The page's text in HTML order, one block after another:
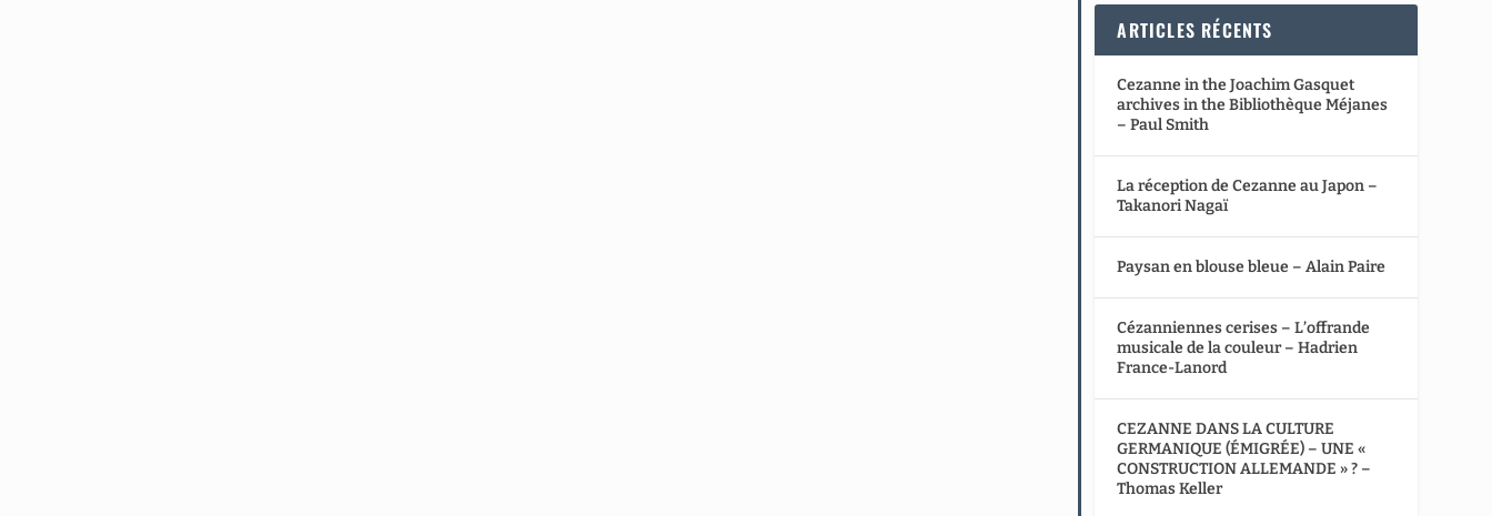
ARTICLES RÉCENTS
Cezanne in the Joachim Gasquet
archives in the Bibliothèque Méjanes
– Paul Smith
La réception de Cezanne au Japon –
Takanori Nagaï
Paysan en blouse bleue – Alain Paire
Cézanniennes cerises – L’offrande
musicale de la couleur – Hadrien
France-Lanord
CEZANNE DANS LA CULTURE
GERMANIQUE (ÉMIGRÉE) – UNE «
CONSTRUCTION ALLEMANDE » ? –
Thomas Keller